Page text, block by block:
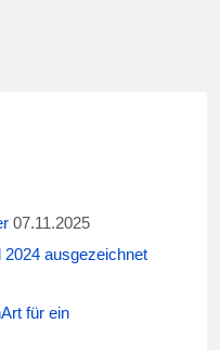
07.11.2025
ausgezeichnet
für ein